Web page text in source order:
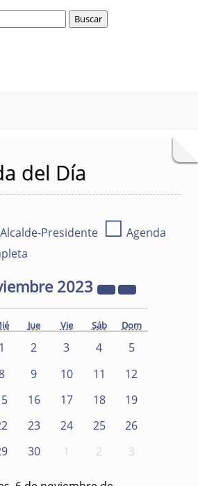
del Día
Alcalde-Presidente ☐ Agenda
2023
Jue Vie Sáb Dom
1 2 3 4
5
9 10 11
12
16 17 18
19
23 24 25
26
30 1 2 3